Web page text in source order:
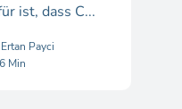
ist, dass C...
Payci
6 Min